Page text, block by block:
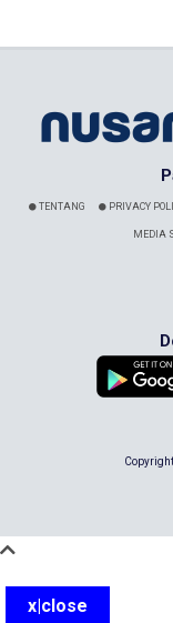
TENTANG PRIVACY
MEDIA
x|close